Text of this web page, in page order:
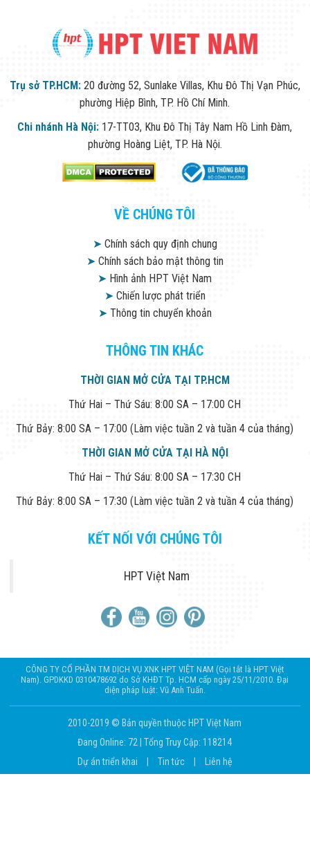
Trụ sở TP.HCM: 20 đường 52, Sunlake Villas, Khu Đô Thị Vạn Phúc,
phường Hiệp Bình, TP. Hồ Chí Minh.
Chi nhánh Hà Nội: 17-TT03, Khu Đô Thị Tây Nam Hồ Linh Đàm,
phường Hoàng Liệt, TP. Hà Nội.
VỀ CHÚNG TÔI
➤Chính sách quy định chung
➤Chính sách bảo mật thông tin
➤ Hình ảnh HPT Việt Nam
➤Chiến lược phát triển
➤Thông tin chuyển khoản
THÔNG TIN KHÁC
THỜI GIAN MỞ CỬA TẠI TP.HCM
Thứ Hai – Thứ Sáu: 8:00 SA – 17:00 CH
Thứ Bảy: 8:00 SA – 17:00 (Làm việc tuần 2 và tuần 4 của tháng)
THỜI GIAN MỞ CỬA TẠI HÀ NỘI
Thứ Hai – Thứ Sáu: 8:00 SA – 17:30 CH
Thứ Bảy: 8:00 SA – 17:30 (Làm việc tuần 2 và tuần 4 của tháng)
KẾT NỐI VỚI CHÚNG TÔI
HPT Việt Nam
CÔNG TY CỔ PHẦN TM DỊCH VỤ XNK HPT VIỆT NAM (Gọi tắt là HPT Việt
Nam). GPDKKD 0310478692 do Sở KHĐT Tp. HCM cấp ngày 25/11/2010. Đại
diện pháp luật: Vũ Anh Tuấn.
2010-2019 © Bản quyền thuộc HPT Việt Nam
Đang Online: 72 |Tổng Truy Cập: 118214
Dự án triển khai
Tin tức Liên hệ